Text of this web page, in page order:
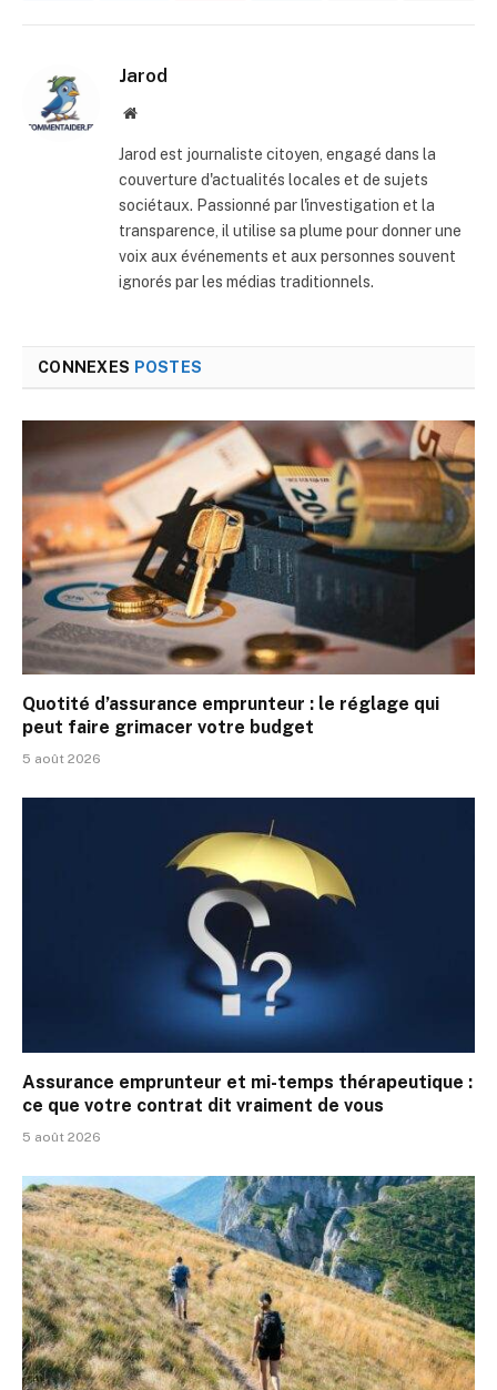
Jarod
Site
Jarod est journaliste citoyen, engagé dans la
couverture d'actualités locales et de sujets
sociétaux. Passionné par l'investigation et la
transparence, il utilise sa plume pour donner une
voix aux événements et aux personnes souvent
ignorés par les médias traditionnels.
CONNEXES POSTES
Quotité d’assurance emprunteur : le réglage qui
peut faire grimacer votre budget
5 août 2026
Assurance emprunteur et mi-temps thérapeutique :
ce que votre contrat dit vraiment de vous
5 août 2026